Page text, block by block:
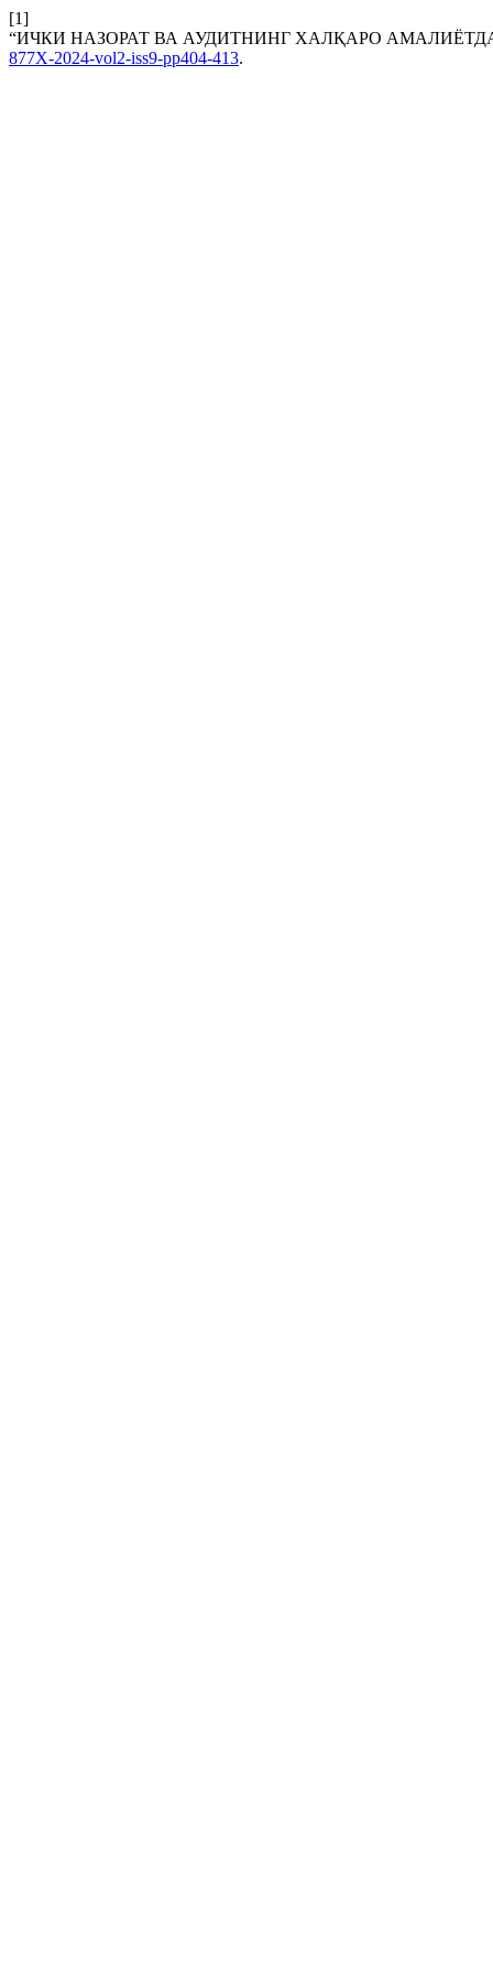
[1]
“ИЧКИ НАЗОРАТ ВА АУДИТНИНГ ХАЛҚАРО
877X-2024-vol2-iss9-pp404-413.